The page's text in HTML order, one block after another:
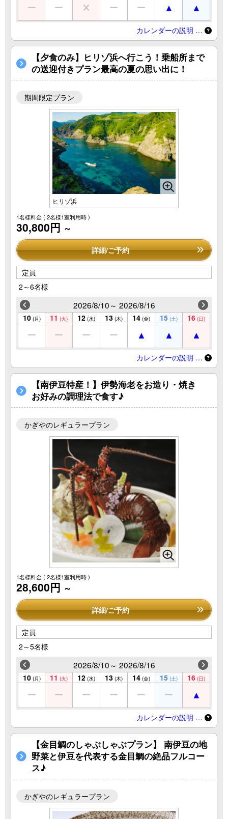
カレンダーの説明 …
【夕食のみ】ヒリゾ浜へ行こう！乗船所まで
の送迎付きプラン最高の夏の思い出に！
期間限定プラン
ヒリゾ浜
1名様料金( 2名様1室利用時 )
30,800円 ～
詳細/ご予約
定員
2～6名様
2026/8/10～ 2026/8/16
10 (月) 11 (火) 12 (水) 13 (木) 14 (金) 15 (土) 16 (日)
カレンダーの説明 …
【南伊豆特産！】伊勢海老をお造り・焼き
お好みの調理法で食す♪
かぎやのレギュラープラン
1名様料金( 2名様1室利用時 )
28,600円 ～
詳細/ご予約
定員
2～5名様
2026/8/10～ 2026/8/16
10 (月) 11 (火) 12 (水) 13 (木) 14 (金) 15 (土) 16 (日)
カレンダーの説明 …
【金目鯛のしゃぶしゃぶプラン】 南伊豆の地
野菜と伊豆を代表する金目鯛の絶品フルコー
ス♪
かぎやのレギュラープラン